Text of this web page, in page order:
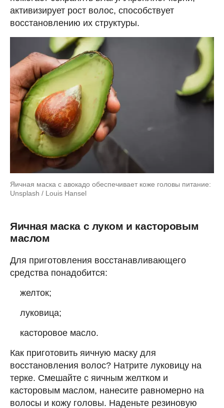
активизирует рост волос, способствует
восстановлению их структуры.
Яичная маска с авокадо обеспечивает коже головы питание:
Unsplash / Louis Hansel
Яичная маска с луком и касторовым
маслом
Для приготовления восстанавливающего
средства понадобится:
желток;
луковица;
касторовое масло.
Как приготовить яичную маску для
восстановления волос? Натрите луковицу на
терке. Смешайте с яичным желтком и
касторовым маслом, нанесите равномерно на
волосы и кожу головы. Наденьте резиновую